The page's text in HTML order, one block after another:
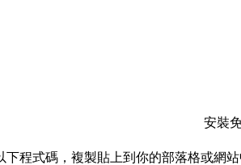
安裝
下程式碼，複製貼上到你的部落格或網